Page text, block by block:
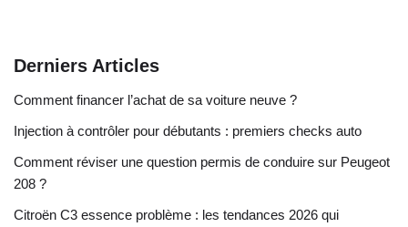
Derniers Articles
Comment financer l’achat de sa voiture neuve ?
Injection à contrôler pour débutants : premiers checks auto
Comment réviser une question permis de conduire sur Peugeot
208 ?
Citroën C3 essence problème : les tendances 2026 qui